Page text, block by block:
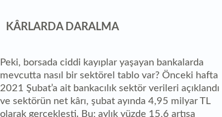
KÂRLARDA DARALMA
Peki, borsada ciddi kayıplar yaşayan bankalarda
mevcutta nasıl bir sektörel tablo var? Önceki hafta
2021 Şubat’a ait bankacılık sektör verileri açıklandı
ve sektörün net kârı, şubat ayında 4,95 milyar TL
olarak gerçekleşti. Bu; aylık yüzde 15,6 artışa